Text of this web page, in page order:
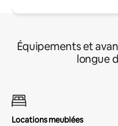
Équipements et
longue
Locations meublées